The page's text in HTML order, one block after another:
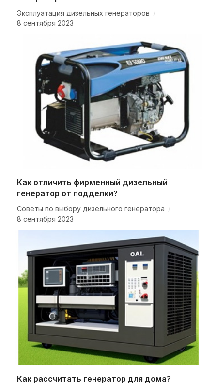
Эксплуатация дизельных генераторов /
8 сентября 2023
Как отличить фирменный дизельный
генератор от подделки?
Советы по выбору дизельного генератора /
8 сентября 2023
Как рассчитать генератор для дома?